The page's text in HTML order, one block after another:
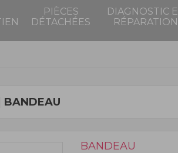
PIÈCES
DÉTACHÉES
DIAGNOSTIC
RÉPARATION
BANDEAU
BANDEAU